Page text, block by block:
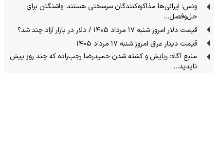
ونس: ایرانی‌ها مذاکره‌کنندگان سرسختی هستند؛ واشنگتن برای
حل‌وفصل…
قیمت دلار امروز شنبه ۱۷ مرداد ۱۴۰۵ / دلار در بازار آزاد چند شد؟
قیمت دینار عراق امروز شنبه ۱۷ مرداد ۱۴۰۵
منبع آگاه: ربایش و کشته شدن حمیدرضا رجب‌زاده که چند روز پیش
ناپدید…